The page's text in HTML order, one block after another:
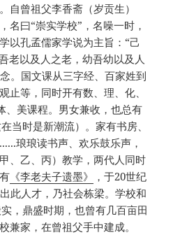
自曾祖父李香斋（岁贡生）
名曰“崇实学校”，名噪一时，
以孔孟儒家学说为主旨：“己
老以及人之老，幼吾幼以及人
。国文课从三字经、百家姓到
止等，同时开有数、理、化、
、美课程。男女兼收，也总有
当时是新潮流）。家有书房、
琅琅读书声、欢乐鼓乐声，
、乙、丙）教学，两代人同时
《李老夫子遗墨》
，于20世纪
此人才，乃社会栋梁。学校和
，鼎盛时期，也曾有几百亩田
兼家，在曾祖父手中建成。